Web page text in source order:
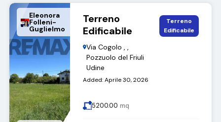
Eleonora
Folleni-
Guglielmo
Terreno
Edificabile
Via Cogolo , ,
Pozzuolo del Friuli
Udine
Added:Aprile 30, 2026
Terreno
Edificabile
5200.00 mq